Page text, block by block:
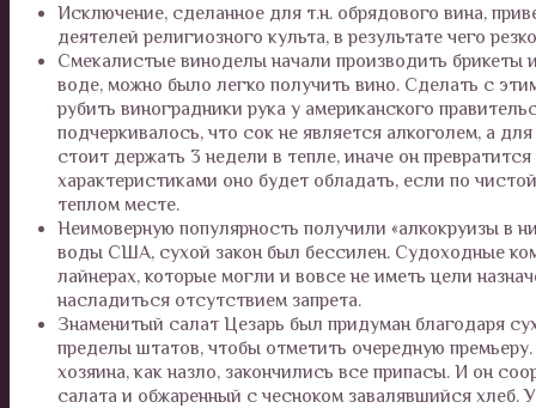
Исключение, сделанное для т.н. обрядового вина,
деятелей религиозного культа, в результате чего
Смекалистые виноделы начали производить брикеты
воде, можно было легко получить вино. Сделать с
рубить виноградники рука у американского
подчеркивалось, что сок не является алкоголем, а
стоит держать 3 недели в тепле, иначе он
характеристиками оно будет обладать, если по
теплом месте.
Неимоверную популярность получили «алкокруизы в
воды США, сухой закон был бессилен. Судоходные
лайнерах, которые могли и вовсе не иметь цели
насладиться отсутствием запрета.
Знаменитый салат Цезарь был придуман благодаря
пределы штатов, чтобы отметить очередную
хозяина, как назло, закончились все припасы. И он
салата и обжаренный с чесноком завалявшийся хлеб.